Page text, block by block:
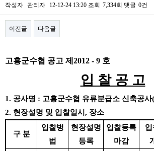
작성자 관리자 12-12-24 13:20 조회 7,334회 댓글 0건
이전글 다음글
고흥군수협 공고 제 2012 - 9 호
입 찰 공 고
1. 공사명 : 고흥군수협 유류분급소 신축공사(
2. 현장설명 및 입찰일시 , 장소
구 분
입찰벙
법
현장설명
등록
입찰등록
마감
입